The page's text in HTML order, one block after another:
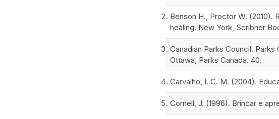
Benson H., Proctor W. (2010).
healing. New York, Scribner
Canadian Parks Council.
Ottawa, Parks Canada. 40.
Carvalho, I. C. M. (2004).
Cornell, J. (1996). Brincar e